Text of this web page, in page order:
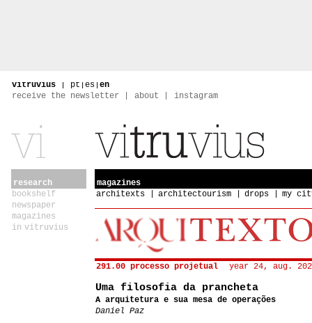
vitruvius | pt | es | en
receive the newsletter
about instagram
research
bookshelf
newspaper
magazines
in vitruvius
magazines
architexts
architectourism drops my
291.00 processo projetual year 24, aug.
Uma filosofia da prancheta
A arquitetura e sua mesa de operações
Daniel Paz